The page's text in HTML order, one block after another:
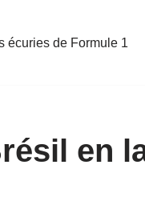
écuries de Formule 1
en